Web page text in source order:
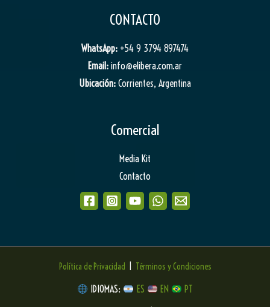
CONTACTO
WhatsApp: +54 9 3794 897474
Email: info@elibera.com.ar
Ubicación: Corrientes, Argentina
Comercial
Media Kit
Contacto
Política de Privacidad Términos y Condiciones
IDIOMAS: ES EN PT